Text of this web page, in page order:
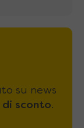
su news
di sconto.